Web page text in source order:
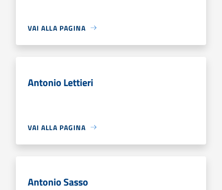
VAI ALLA PAGINA
Antonio Lettieri
VAI ALLA PAGINA
Antonio Sasso